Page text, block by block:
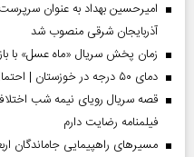
امیرحسین بهداد به عنوان
آذربایجان شرقی منصوب شد
زمان پخش سریال «ماه عسل» با
دمای ۵۰ درجه در خوزستان | احتمال بارش‌های سیل‌آسا در ۳ استان
قصه سریال رویای نیمه شب
فیلمنامه رضایت دارم
مسیر‌های راهپیمایی جاماندگان